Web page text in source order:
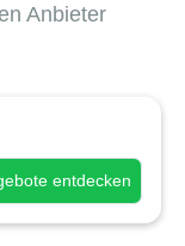
Anbieter
entdecken